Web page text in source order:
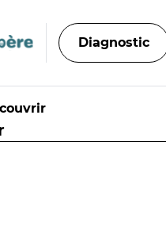
Diagnostic